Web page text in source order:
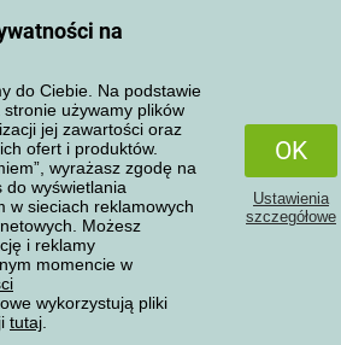
na
do Ciebie. Na podstawie
używamy plików
jej zawartości oraz
ofert i produktów.
wyrażasz zgodę na
do wyświetlania
w sieciach reklamowych
Możesz
i reklamy
momencie w
wykorzystują pliki
tutaj
OK
Ustawienia
szczegółowe